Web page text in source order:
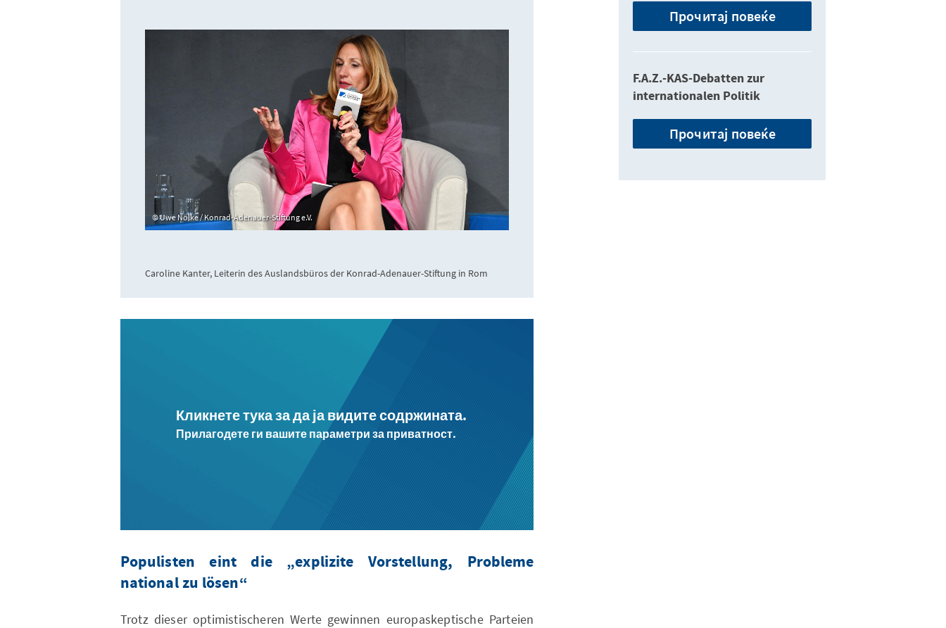
Uwe Nölke / Konrad-Adenauer-Stiftung e.V.
Caroline Kanter, Leiterin des Auslandsbüros der Konrad-Adenauer-Stiftung in Rom
Кликнете тука за да ја видите содржината.
Прилагодете ги вашите параметри за приватност.
Populisten eint die „explizite Vorstellung, Probleme
national zu lösen“
Trotz dieser optimistischeren Werte gewinnen europaskeptische Parteien
Прочитај повеќе
F.A.Z.-KAS-Debatten zur
internationalen Politik
Прочитај повеќе